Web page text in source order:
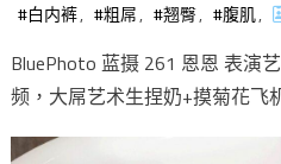
#白内裤, #粗屌, #翘臀, #腹肌,
BluePhoto 蓝摄 261 恩恩 表演
频，大屌艺术生捏奶+摸菊花飞